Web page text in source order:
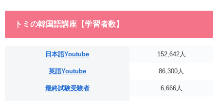
トミの韓国語講座【学習者数】
日本語Youtube 152,642人
英語Youtube 86,300人
最終試験受験者 6,666人